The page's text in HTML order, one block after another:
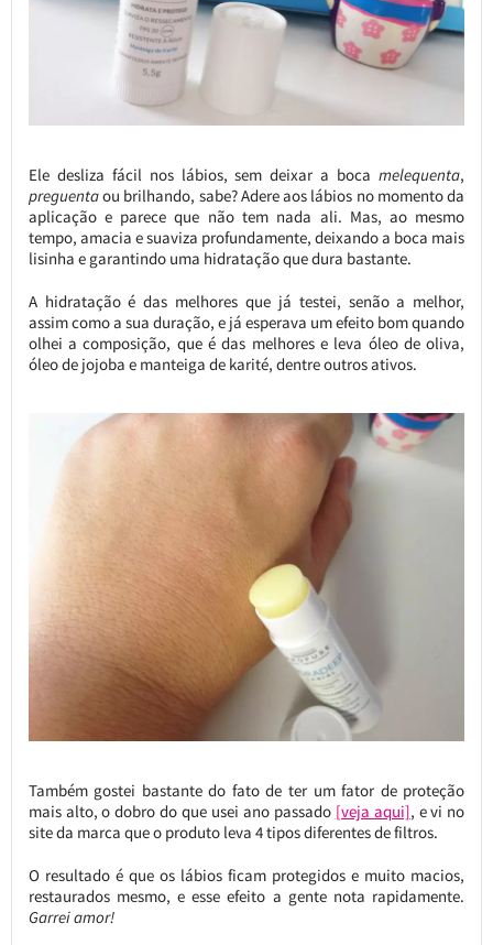
Ele desliza fácil nos lábios, sem deixar a bocamelequenta,
preguentaou brilhando, sabe? Adere aos lábios no momento da
aplicação e parece que não tem nada ali. Mas, ao mesmo
tempo, amacia e suaviza profundamente, deixando a boca mais
lisinha e garantindo uma hidratação que dura bastante.
A hidratação é das melhores que já testei, senão a melhor,
assim como a sua duração, e já esperava um efeito bom quando
olhei a composição, que é das melhores e leva óleo de oliva,
óleo de jojoba e manteiga de karité, dentre outros ativos.
Também gostei bastante do fato de ter um fator de proteção
mais alto, o dobro do que usei ano passado [veja aqui], e vi no
site da marca que o produto leva 4 tipos diferentes de filtros.
O resultado é que os lábios ficam protegidos e muito macios,
restaurados mesmo, e esse efeito a gente nota rapidamente.
Garrei amor!